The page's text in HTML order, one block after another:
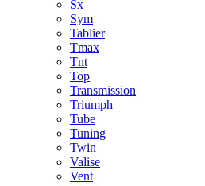
Sx
Sym
Tablier
Tmax
Tnt
Top
Transmission
Triumph
Tube
Tuning
Twin
Valise
Vent